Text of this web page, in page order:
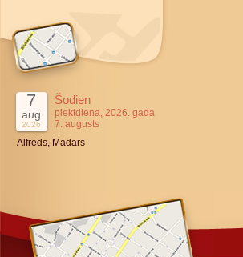
7
aug
2026
Šodien
piektdiena, 2026. gada
7. augusts
Alfrēds, Madars